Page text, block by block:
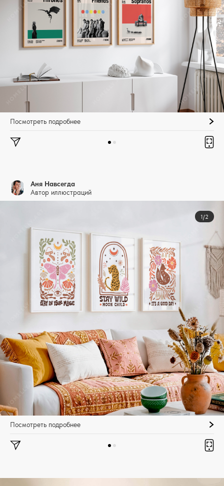
Посмотреть подробнее
Аня Навсегда
Автор иллюстраций
1/2
Посмотреть подробнее